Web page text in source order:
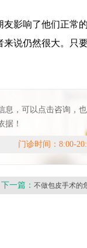
影响了他们正常的
说仍然很大。只
息，可以点击咨询，
据！
门诊时间：8:00-
下一篇： 不做包皮手术的